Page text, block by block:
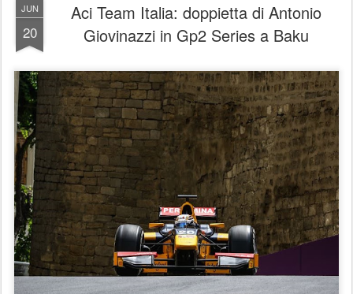
JUN
20
Aci Team Italia: doppietta di Antonio
Giovinazzi in Gp2 Series a Baku